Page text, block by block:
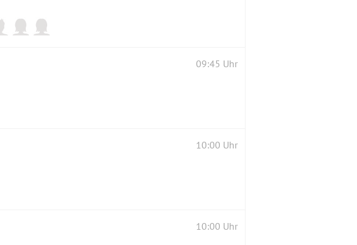
09:45 Uhr
10:00 Uhr
10:00 Uhr